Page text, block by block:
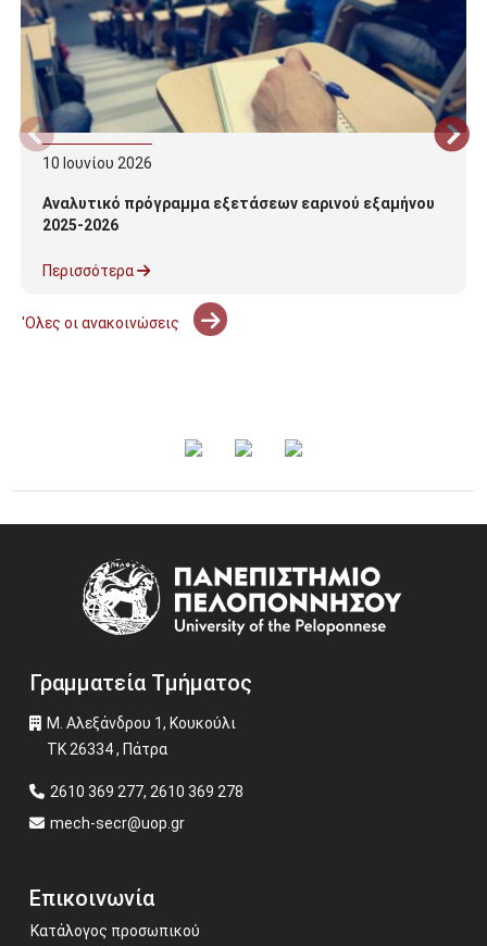
10 Ιουνίου 2026
Αναλυτικό πρόγραμμα εξετάσεων εαρινού εξαμήνου
2025-2026
Περισσότερα
'Ολες οι ανακοινώσεις
03 Ιουνίου 2026
Εκπαιδευτική εκδρομή φοιτητών του Τμήματος στις
3/6/2026, στα πλαίσια του μαθήματος Οργάνωση και
Διοίκηση Βιομηχανικών και Τεχνικών Επιχειρήσεων
Περισσότερα
Γραμματεία Τμήματος
Μ. Αλεξάνδρου 1, Κουκούλι
ΤΚ 26334 , Πάτρα
2610 369 277, 2610 369 278
mech-secr@uop.gr
Επικοινωνία
Κατάλογος προσωπικού